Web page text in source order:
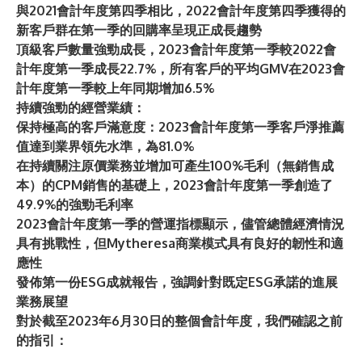
與2021會計年度第四季相比，2022會計年度第四季獲得的
新客戶群在第一季的回購率呈現正成長趨勢
頂級客戶數量強勁成長，2023會計年度第一季較2022會
計年度第一季成長22.7%，所有客戶的平均GMV在2023會
計年度第一季較上年同期增加6.5%
持續強勁的經營業績：
保持極高的客戶滿意度：2023會計年度第一季客戶淨推薦
值達到業界領先水準，為81.0%
在持續關注原價業務並增加可產生100%毛利（無銷售成
本）的CPM銷售的基礎上，2023會計年度第一季創造了
49.9%的強勁毛利率
2023會計年度第一季的營運指標顯示，儘管總體經濟情況
具有挑戰性，但Mytheresa商業模式具有良好的韌性和適
應性
發佈第一份ESG成就報告，強調針對既定ESG承諾的進展
業務展望
對於截至2023年6月30日的整個會計年度，我們確認之前
的指引：